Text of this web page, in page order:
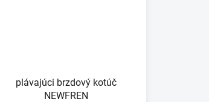
plávajúci brzdový kotúč
NEWFREN